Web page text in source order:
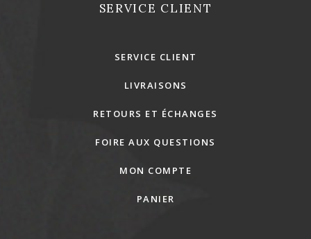
SERVICE CLIENT
SERVICE CLIENT
LIVRAISONS
RETOURS ET ÉCHANGES
FOIRE AUX QUESTIONS
MON COMPTE
PANIER